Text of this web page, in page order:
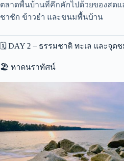
ตลาดพื้นบ้านที่คึกคักไปด้วยของสดแ
ชาชัก ข้าวยำ และขนมพื้นบ้าน
🗓️ DAY 2 – ธรรมชาติ ทะเล และจุด
🏖 หาดนราทัศน์